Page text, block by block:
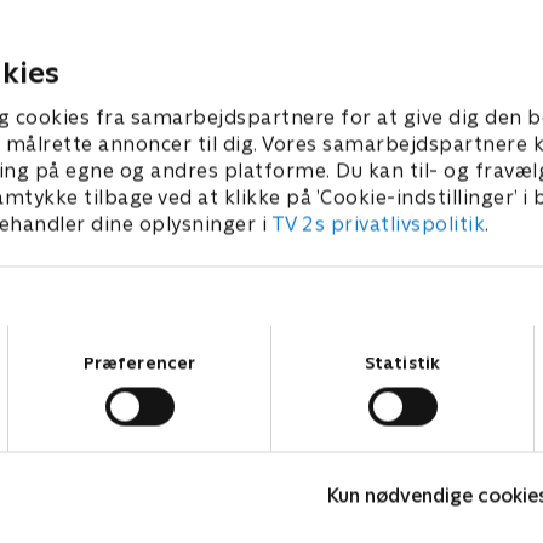
cookies fra samarbejdspartnere for at give dig den
annoncer til dig. Vores samarbejdspartnere
på egne og andres platforme. Du kan til- og
tilbage ved at klikke på ’Cookie-indstillinger’ i
dine oplysninger i TV 2s privatlivspolitik.
Præferencer Statistik
Kun nødvendige
Trappaud.
• 28 min